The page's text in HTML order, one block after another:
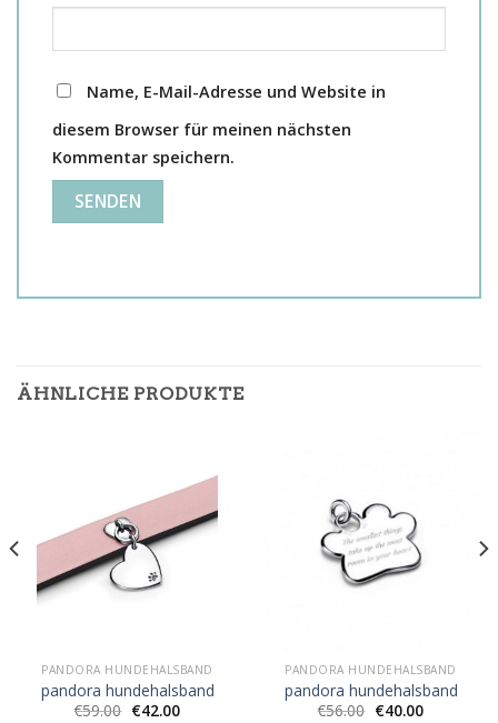
Name, E-Mail-Adresse und Website in
diesem Browser für meinen nächsten
Kommentar speichern.
ÄHNLICHE PRODUKTE
PANDORA HUNDEHALSBAND
pandora hundehalsband
€59.00 €42.00
PANDORA HUNDEHALSBAND
pandora hundehalsband
€56.00 €40.00